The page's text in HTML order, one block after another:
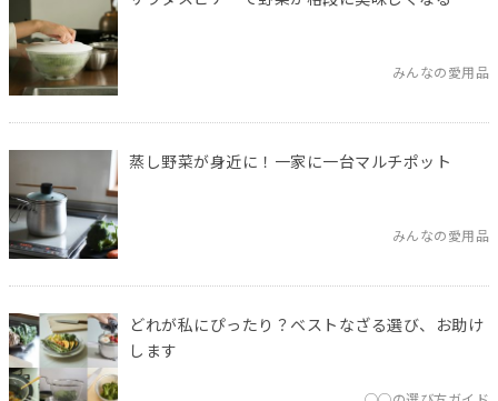
みんなの愛用品
蒸し野菜が身近に！一家に一台マルチポット
みんなの愛用品
どれが私にぴったり？ベストなざる選び、お助け
します